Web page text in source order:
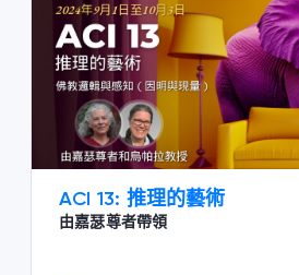
ACI 13: 推理的藝術
由嘉瑟尊者帶領